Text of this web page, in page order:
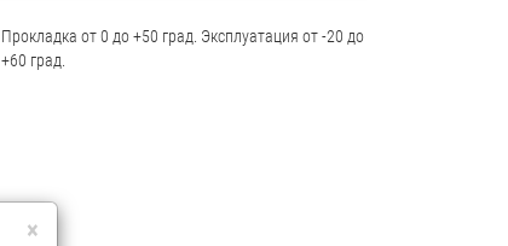
Прокладка от 0 до +50 град. Эксплуатация от -20 до
+60 град.
×